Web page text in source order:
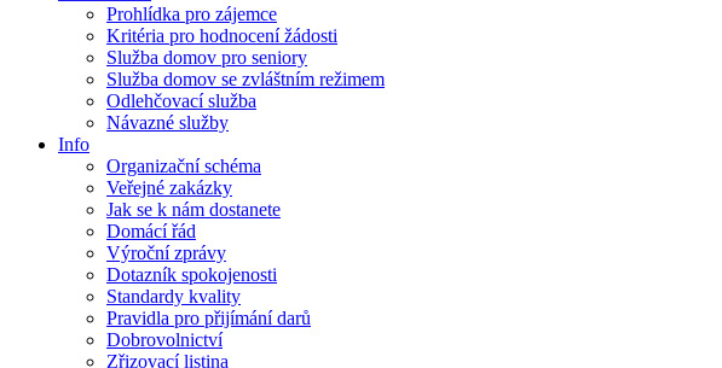
Prohlídka pro zájemce
Kritéria pro hodnocení žádosti
Služba domov pro seniory
Služba domov se zvláštním režimem
Odlehčovací služba
Návazné služby
Info
Organizační schéma
Veřejné zakázky
Jak se k nám dostanete
Domácí řád
Výroční zprávy
Dotazník spokojenosti
Standardy kvality
Pravidla pro přijímání darů
Dobrovolnictví
Zřizovací listina